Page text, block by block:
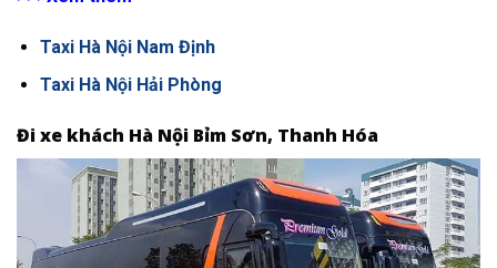
Taxi Hà Nội Nam Định
Taxi Hà Nội Hải Phòng
Đi xe khách Hà Nội Bỉm Sơn, Thanh Hóa